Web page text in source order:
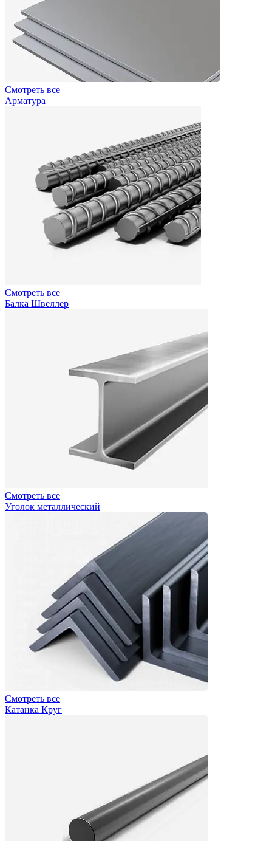
Смотреть все
Арматура
Смотреть все
Балка Швеллер
Смотреть все
Уголок металлический
Смотреть все
Катанка Круг